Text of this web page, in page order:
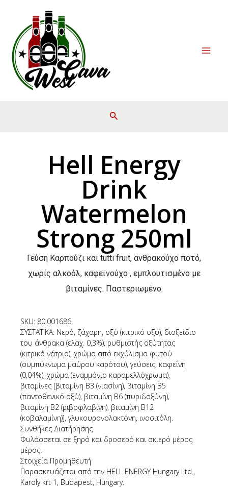
περιεχόμενο
Hell Energy
Drink
Watermelon
Strong 250ml
Γεύση Καρπούζι και tutti fruit, ανθρακούχο ποτό,
χωρίς αλκοόλ, καφεϊνούχο , εμπλουτισμένο με
βιταμίνες. Παστεριωμένο.
SKU: 80.001686
ΣΥΣΤΑΤΙΚΑ: Νερό, ζάχαρη, oξύ (κιτρικό οξύ), διοξείδιο
του άνθρακα (ελαχ. 0,3%), ρυθμιστής οξύτητας
(κιτρικό νάτριο), χρώμα από εκχύλισμα φυτού
(συμπύκνωμα μαύρου καρότου), γεύσεις, καφεΐνη
(0,04%), χρώμα (εναμμόνιο καραμελλόχρωμα),
βιταμίνες [βιταμίνη Β3 (νιασίνη), βιταμίνη Β5
(παντοθενικό οξύ), βιταμίνη Β6 (πυριδοξύνη),
βιταμίνη Β2 (ριβοφλαβίνη), βιταμίνη Β12
(κοβαλαμίνη)], γλυκουρονολακτόνη, ινοσιτόλη.
Συνθήκες Διατήρησης
Φυλάσσεται σε ξηρό και δροσερό και σκιερό μέρος
μέρος.
Στοιχεία Προμηθευτή
Παρασκευάζεται από την HELL ENERGY Hungary Ltd.,
Karoly krt 1, Budapest, Hungary.